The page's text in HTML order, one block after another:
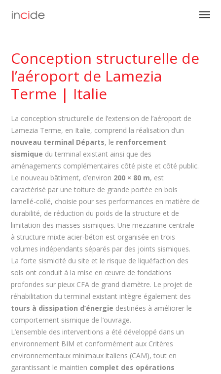
Conception structurelle de
l’aéroport de Lamezia
Terme | Italie
La conception structurelle de l’extension de l’aéroport de
Lamezia Terme, en Italie, comprend la réalisation d’un
nouveau terminal Départs, le renforcement
sismique du terminal existant ainsi que des
aménagements complémentaires côté piste et côté public.
Le nouveau bâtiment, d’environ 200 × 80 m, est
caractérisé par une toiture de grande portée en bois
lamellé-collé, choisie pour ses performances en matière de
durabilité, de réduction du poids de la structure et de
limitation des masses sismiques. Une mezzanine centrale
à structure mixte acier-béton est organisée en trois
volumes indépendants séparés par des joints sismiques.
La forte sismicité du site et le risque de liquéfaction des
sols ont conduit à la mise en œuvre de fondations
profondes sur pieux CFA de grand diamètre. Le projet de
réhabilitation du terminal existant intègre également des
tours à dissipation d’énergie destinées à améliorer le
comportement sismique de l’ouvrage.
L’ensemble des interventions a été développé dans un
environnement BIM et conformément aux Critères
environnementaux minimaux italiens (CAM), tout en
garantissant le maintien complet des opérations